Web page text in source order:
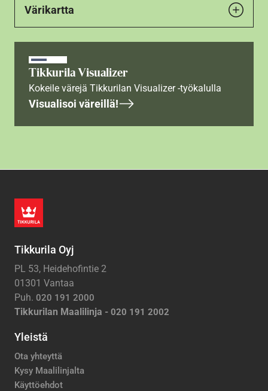
Värikartta
Tikkurila Visualizer
Kokeile värejä Tikkurilan Visualizer -työkalulla
Visualisoi väreillä!
Tikkurila Oyj
PL 53, Heidehofintie 2
01301 Vantaa
Puh. 020 191 2000
Tikkurilan Maalilinja - 020 191 2002
Yleistä
Ota yhteyttä
Kysy Maalilinjalta
Käyttöehdot